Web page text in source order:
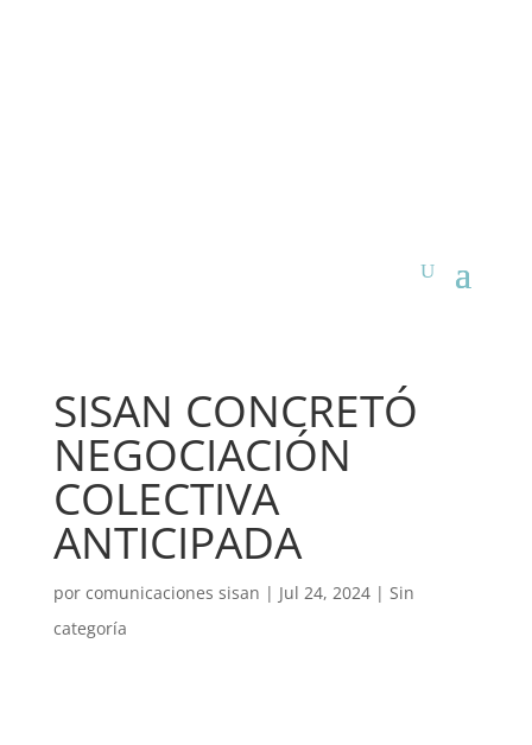
SISAN CONCRETÓ
NEGOCIACIÓN
COLECTIVA
ANTICIPADA
por comunicaciones sisan | Jul 24, 2024| Sin
categoría